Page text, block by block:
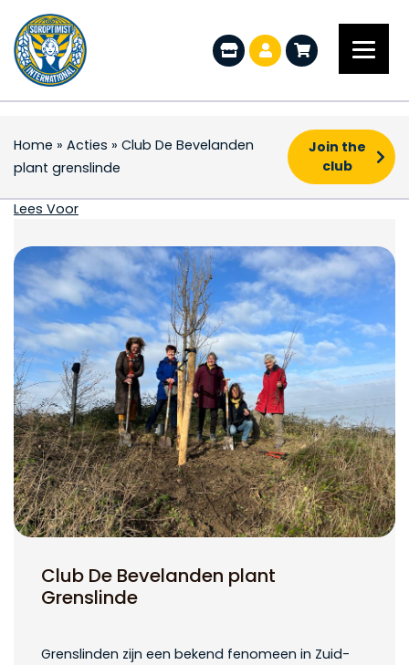
Home » Acties » Club De Bevelanden
plant grenslinde
Join the
club
Club De Bevelanden
Lees Voor
Club De Bevelanden plant
Grenslinde
Grenslinden zijn een bekend fenomeen in Zuid-